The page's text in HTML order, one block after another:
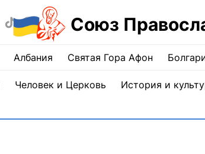
Союз
Албания Святая Гора Афон
Человек и Церковь История и